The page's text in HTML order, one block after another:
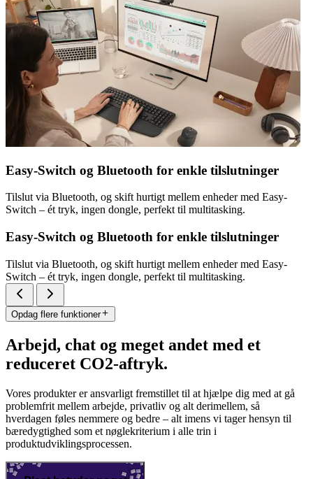
Easy-Switch og Bluetooth for enkle tilslutninger
Tilslut via Bluetooth, og skift hurtigt mellem enheder med Easy-
Switch – ét tryk, ingen dongle, perfekt til multitasking.
Easy-Switch og Bluetooth for enkle tilslutninger
Tilslut via Bluetooth, og skift hurtigt mellem enheder med Easy-
Switch – ét tryk, ingen dongle, perfekt til multitasking.
Opdag flere funktioner
Arbejd, chat og meget andet med et
reduceret CO2-aftryk.
Vores produkter er ansvarligt fremstillet til at hjælpe dig med at gå
problemfrit mellem arbejde, privatliv og alt derimellem, så
hverdagen føles nemmere og bedre – alt imens vi tager hensyn til
bæredygtighed som et nøglekriterium i alle trin i
produktudviklingsprocessen.